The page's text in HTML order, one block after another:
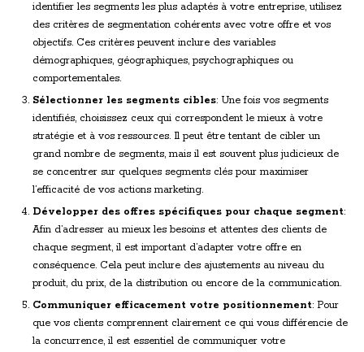
identifier les segments les plus adaptés à votre entreprise, utilisez
des critères de segmentation cohérents avec votre offre et vos
objectifs. Ces critères peuvent inclure des variables
démographiques, géographiques, psychographiques ou
comportementales.
Sélectionner les segments cibles: Une fois vos segments
identifiés, choisissez ceux qui correspondent le mieux à votre
stratégie et à vos ressources. Il peut être tentant de cibler un
grand nombre de segments, mais il est souvent plus judicieux de
se concentrer sur quelques segments clés pour maximiser
l’efficacité de vos actions marketing.
Développer des offres spécifiques pour chaque segment:
Afin d’adresser au mieux les besoins et attentes des clients de
chaque segment, il est important d’adapter votre offre en
conséquence. Cela peut inclure des ajustements au niveau du
produit, du prix, de la distribution ou encore de la communication.
Communiquer efficacement votre positionnement: Pour
que vos clients comprennent clairement ce qui vous différencie de
la concurrence, il est essentiel de communiquer votre